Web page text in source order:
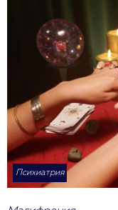
Психиатрия